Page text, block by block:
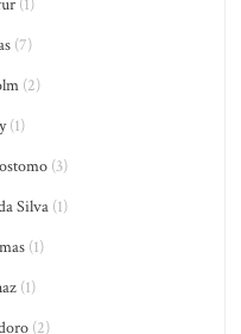
(1)
(7)
(2)
(1)
(3)
Silva (1)
(1)
(1)
(2)